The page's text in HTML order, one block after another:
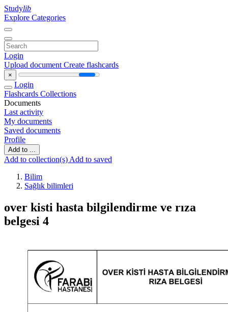
Studylib
Explore Categories
Login
Upload document Create flashcards
×
Login
Flashcards Collections
Documents
Last activity
My documents
Saved documents
Profile
Add to ...
Add to collection(s) Add to saved
Bilim
Sağlık bilimleri
over kisti hasta bilgilendirme ve rıza
belgesi 4